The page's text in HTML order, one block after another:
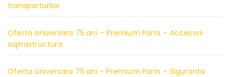
transporturilor
Oferta aniversara 75 ani – Premium Parts – Accesorii
suprastructura
Oferta aniversara 75 ani – Premium Parts – Siguranta